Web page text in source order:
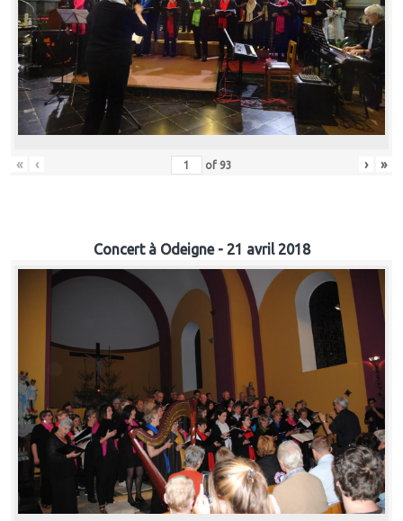
« ‹ of 93 › »
Concert à Odeigne - 21 avril 2018